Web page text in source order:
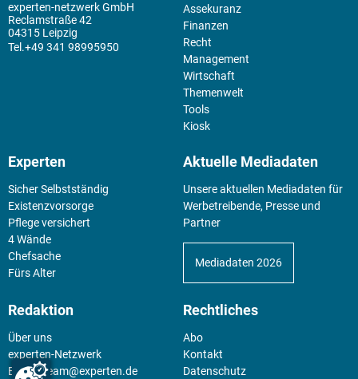
experten-netzwerk GmbH
Reclamstraße 42
04315 Leipzig
+49 341 98995950
Assekuranz
Finanzen
Recht
Management
Wirtschaft
Themenwelt
Tools
Kiosk
Experten
Sicher Selbstständig
Existenz­vorsorge
Pflege versichert
4 Wände
Chefsache
Fürs Alter
Aktuelle Mediadaten
Unsere aktuellen Mediadaten für
Werbetreibende, Presse und
Partner
Mediadaten 2026
Redaktion
Über uns
experten-Netzwerk
E-Mail:team@experten.de
Rechtliches
Abo
Kontakt
Datenschutz